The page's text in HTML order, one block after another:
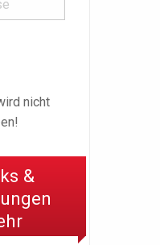
nicht
&